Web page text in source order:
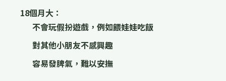
18個月大：
不會玩假扮遊戲，例如餵娃娃吃飯
對其他小朋友不感興趣
容易發脾氣，難以安撫